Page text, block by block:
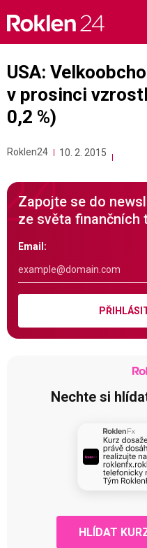
content
USA:
v prosinci
0,2 %)
Roklen24 10. 2. 2015
Zapojte se do
ze světa finančních
Email:
Nechte si
HLÍDAT